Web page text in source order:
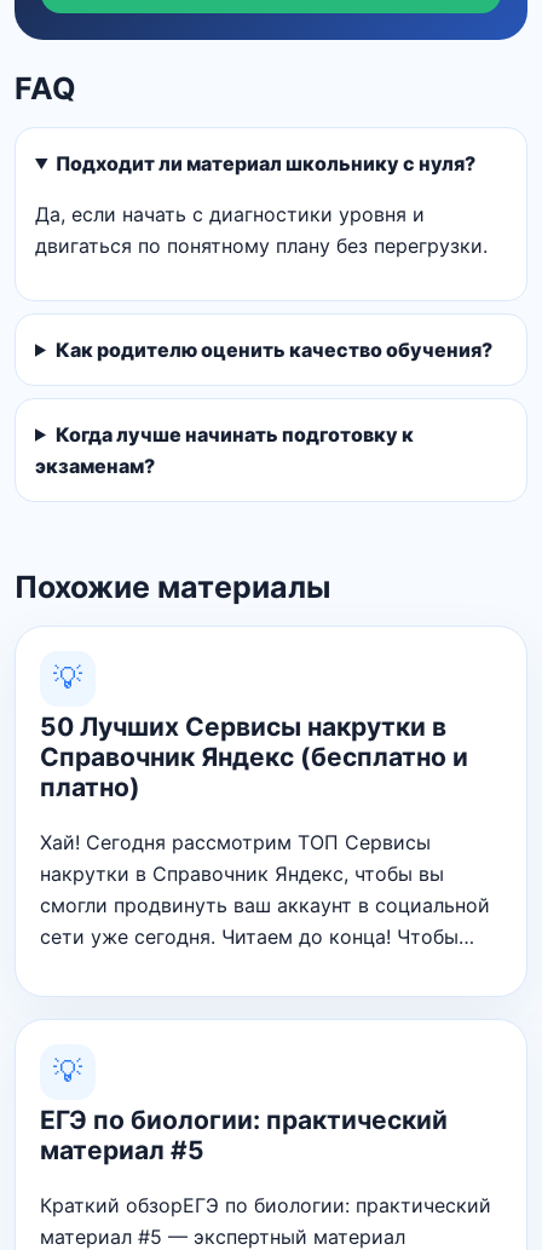
FAQ
Подходит ли материал школьнику с нуля?
Да, если начать с диагностики уровня и
двигаться по понятному плану без перегрузки.
Как родителю оценить качество обучения?
Когда лучше начинать подготовку к
экзаменам?
Похожие материалы
💡
50 Лучших Сервисы накрутки в
Справочник Яндекс (бесплатно и
платно)
Хай! Сегодня рассмотрим ТОП Сервисы
накрутки в Справочник Яндекс, чтобы вы
смогли продвинуть ваш аккаунт в социальной
сети уже сегодня. Читаем до конца! Чтобы…
💡
ЕГЭ по биологии: практический
материал #5
Краткий обзорЕГЭ по биологии: практический
материал #5 — экспертный материал